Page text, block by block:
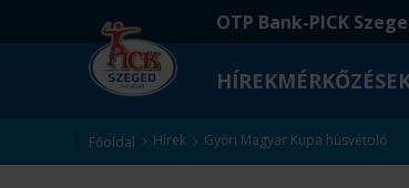
OTP Bank-PICK
HÍREK
Főoldal Hírek Győri Magyar Kupa húsvétoló